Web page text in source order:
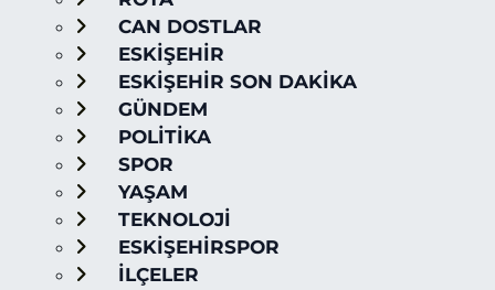
CAN DOSTLAR
ESKİŞEHİR
ESKİŞEHİR SON DAKİKA
GÜNDEM
POLİTİKA
SPOR
YAŞAM
TEKNOLOJİ
ESKİŞEHİRSPOR
İLÇELER